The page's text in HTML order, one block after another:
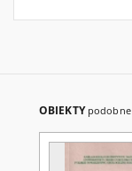
OBIEKTY podobne